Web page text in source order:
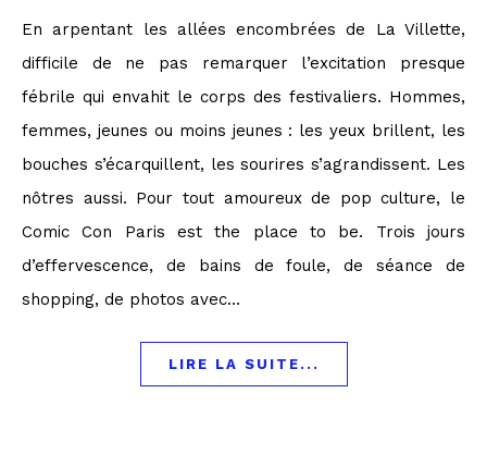
En arpentant les allées encombrées de La Villette,
difficile de ne pas remarquer l’excitation presque
fébrile qui envahit le corps des festivaliers. Hommes,
femmes, jeunes ou moins jeunes : les yeux brillent, les
bouches s’écarquillent, les sourires s’agrandissent. Les
nôtres aussi. Pour tout amoureux de pop culture, le
Comic Con Paris est the place to be. Trois jours
d’effervescence, de bains de foule, de séance de
shopping, de photos avec…
LIRE LA SUITE...